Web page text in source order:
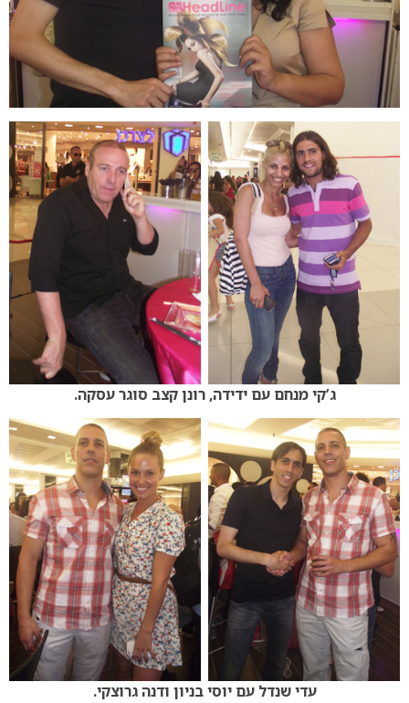
ג’קי מנחם עם ידידה, רונן קצב סוגר עסקה.
עדי שנדל עם יוסי בניון ודנה גרוצקי.